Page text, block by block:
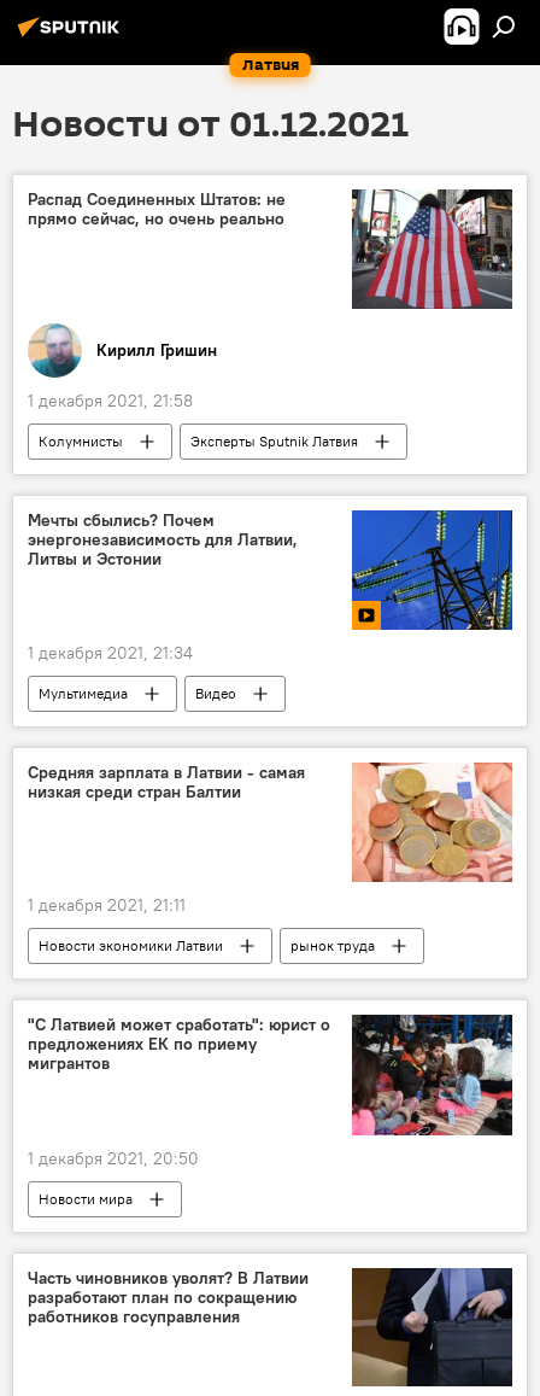
Латвия
Новости от 01.12.2021
Распад Соединенных Штатов: не
прямо сейчас, но очень реально
Кирилл Гришин
1 декабря 2021, 21:58
Колумнисты
Эксперты Sputnik Латвия
США
Мечты сбылись? Почем
энергонезависимость для Латвии,
Литвы и Эстонии
1 декабря 2021, 21:34
Мультимедиа
Видео
Новости Балтии
Латвия
Эстония
Литва
газ
страны Балтии
тепло
электроэнергия
Средняя зарплата в Латвии - самая
низкая среди стран Балтии
1 декабря 2021, 21:11
Новости экономики Латвии
рынок труда
средняя зарплата
"С Латвией может сработать": юрист о
предложениях ЕК по приему
мигрантов
1 декабря 2021, 20:50
Новости мира
Часть чиновников уволят? В Латвии
разработают план по сокращению
работников госуправления